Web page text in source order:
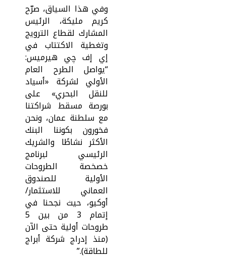
وفي هذا السياق، صرّح
كريم مليكة، الرئيس
المشارك لقطاع الترويج
وتغطية الاكتتاب في
إي إف چي هيرميس:
“يواصل الطرح العام
الأولي لشركة «أسياد
للنقل البحري» على
بورصة مسقط شراكتنا
مع سلطنة عمان، ونحن
فخورون بكوننا البنك
الأكثر نشاطًا والشريك
الرئيسي لبرنامج
خصخصة الطروحات
الأولية للصندوق
العماني للاستثمار/
أوكيو، حيث نجحنا في
إتمام 3 من بين 5
طروحات أولية حتى الآن
(منذ إدراج شركة أبراج
للطاقة).”